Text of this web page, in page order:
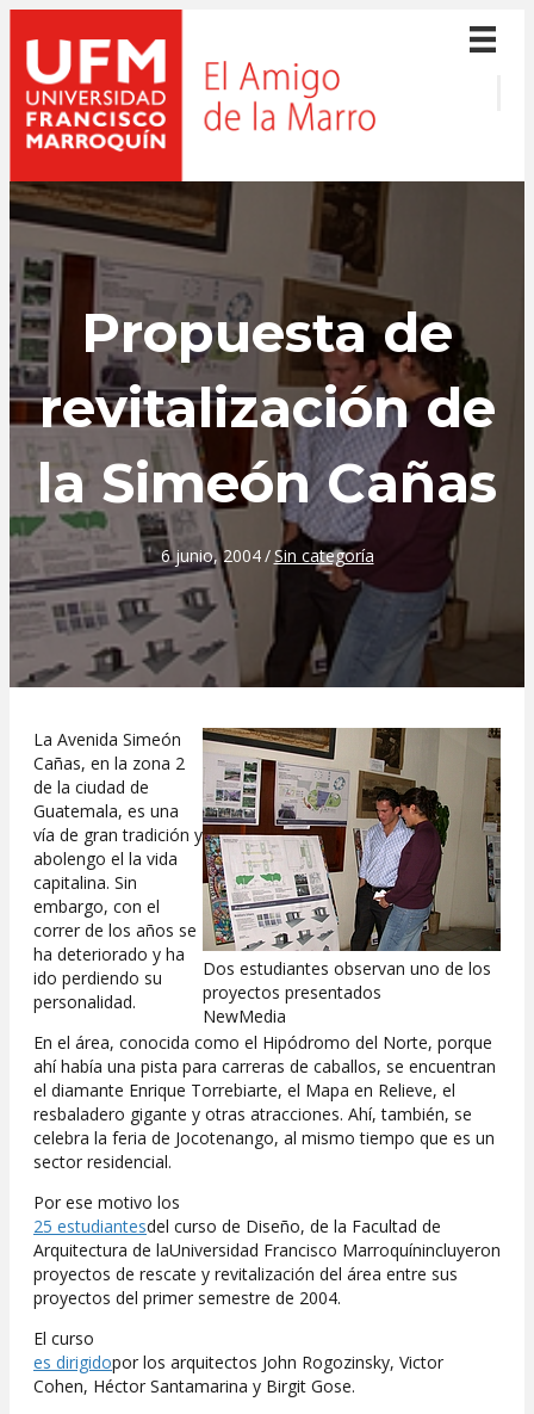
Propuesta de
revitalización de
la Simeón Cañas
6 junio, 2004/Sin categoría
Dos estudiantes observan uno de los
proyectos presentados
NewMedia
La Avenida Simeón
Cañas, en la zona 2
de la ciudad de
Guatemala, es una
vía de gran tradición y
abolengo el la vida
capitalina. Sin
embargo, con el
correr de los años se
ha deteriorado y ha
ido perdiendo su
personalidad.
En el área, conocida como el Hipódromo del Norte, porque
ahí había una pista para carreras de caballos, se encuentran
el diamante Enrique Torrebiarte, el Mapa en Relieve, el
resbaladero gigante y otras atracciones. Ahí, también, se
celebra la feria de Jocotenango, al mismo tiempo que es un
sector residencial.
Por ese motivo los
25 estudiantesdel curso de Diseño, de la Facultad de
Arquitectura de laUniversidad Francisco Marroquínincluyeron
proyectos de rescate y revitalización del área entre sus
proyectos del primer semestre de 2004.
El curso
es dirigidopor los arquitectos John Rogozinsky, Victor
Cohen, Héctor Santamarina y Birgit Gose.